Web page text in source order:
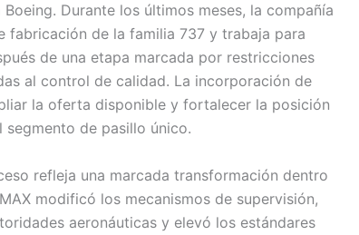
Durante los últimos meses, la compañía
fabricación de la familia 737 y trabaja para
de una etapa marcada por restricciones
al control de calidad. La incorporación de
la oferta disponible y fortalecer la posición
de pasillo único.
refleja una marcada transformación dentro
modificó los mecanismos de supervisión,
aeronáuticas y elevó los estándares